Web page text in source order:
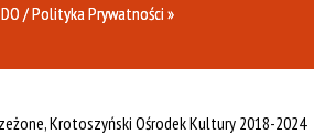
/ Polityka Prywatności »
Krotoszyński Ośrodek Kultury 2018-2024